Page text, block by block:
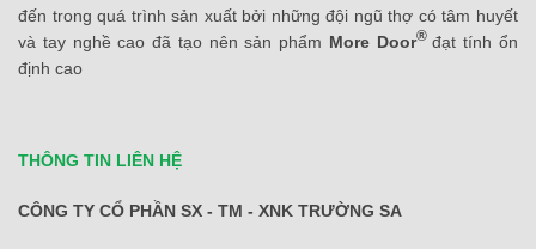
đến trong quá trình sản xuất bởi những đội ngũ thợ có tâm huyết
và tay nghề cao đã tạo nên sản phẩm More Door® đạt tính ổn
định cao
THÔNG TIN LIÊN HỆ
CÔNG TY CỔ PHẦN SX - TM - XNK TRƯỜNG SA